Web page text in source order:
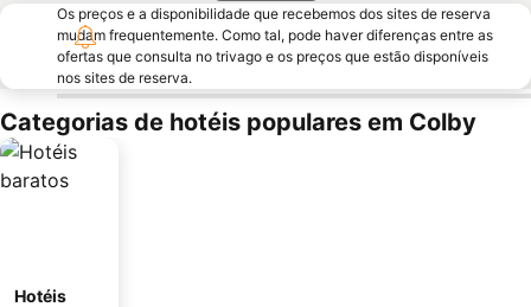
Os preços e a disponibilidade que recebemos dos sites de reserva
mudam frequentemente. Como tal, pode haver diferenças entre as
ofertas que consulta no trivago e os preços que estão disponíveis
nos sites de reserva.
Categorias de hotéis populares em Colby
Hotéis